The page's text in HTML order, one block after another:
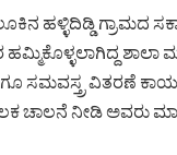
ಹಳ್ಳಿದಿಡ್ಡಿ ಗ್ರಾಮದ
ಸಮವಸ್ತ್ರ ವಿತರಣೆ
ಚಾಲನೆ ನೀಡಿ ಅವರು